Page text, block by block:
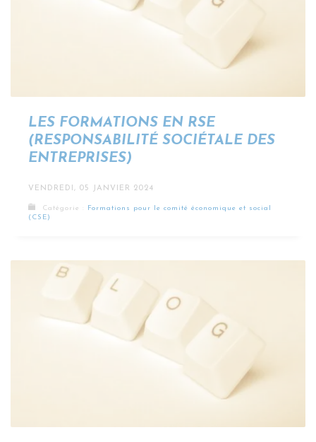
LES FORMATIONS EN RSE
(RESPONSABILITÉ SOCIÉTALE DES
ENTREPRISES)
VENDREDI, 05 JANVIER 2024
Catégorie : Formations pour le comité économique et social
(CSE)